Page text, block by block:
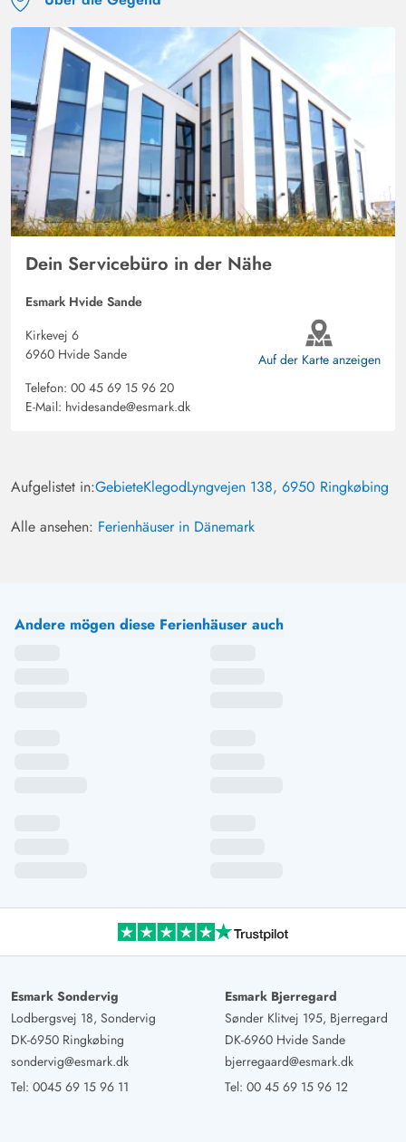
Hella-Beate Zeug
Deutschland
5 von 5
5 out of 512/10/2024
Tolle Raumaufteilung . Hervorragender Wintergarten mit
einem wunderbaren Rundumblick.Die Küche ist mit
reichhaltig Geschirr ausgestattet.
Dein Servicebüro in der Nähe
Esmark Hvide Sande
Kirkevej 6
6960 Hvide Sande
Telefon: 00 45 69 15 96 20
E-Mail: hvidesande@esmark.dk
Auf der Karte anzeigen
Aufgelistet in:GebieteKlegodLyngvejen 138, 6950 Ringkøbing
Alle ansehen: Ferienhäuser in Dänemark
Andere mögen diese Ferienhäuser auch
Esmark Sondervig
Lodbergsvej 18, Sondervig
DK-6950 Ringkøbing
sondervig@esmark.dk
Tel: 0045 69 15 96 11
Esmark Bjerregard
Sønder Klitvej 195, Bjerregard
DK-6960 Hvide Sande
bjerregaard@esmark.dk
Tel: 00 45 69 15 96 12